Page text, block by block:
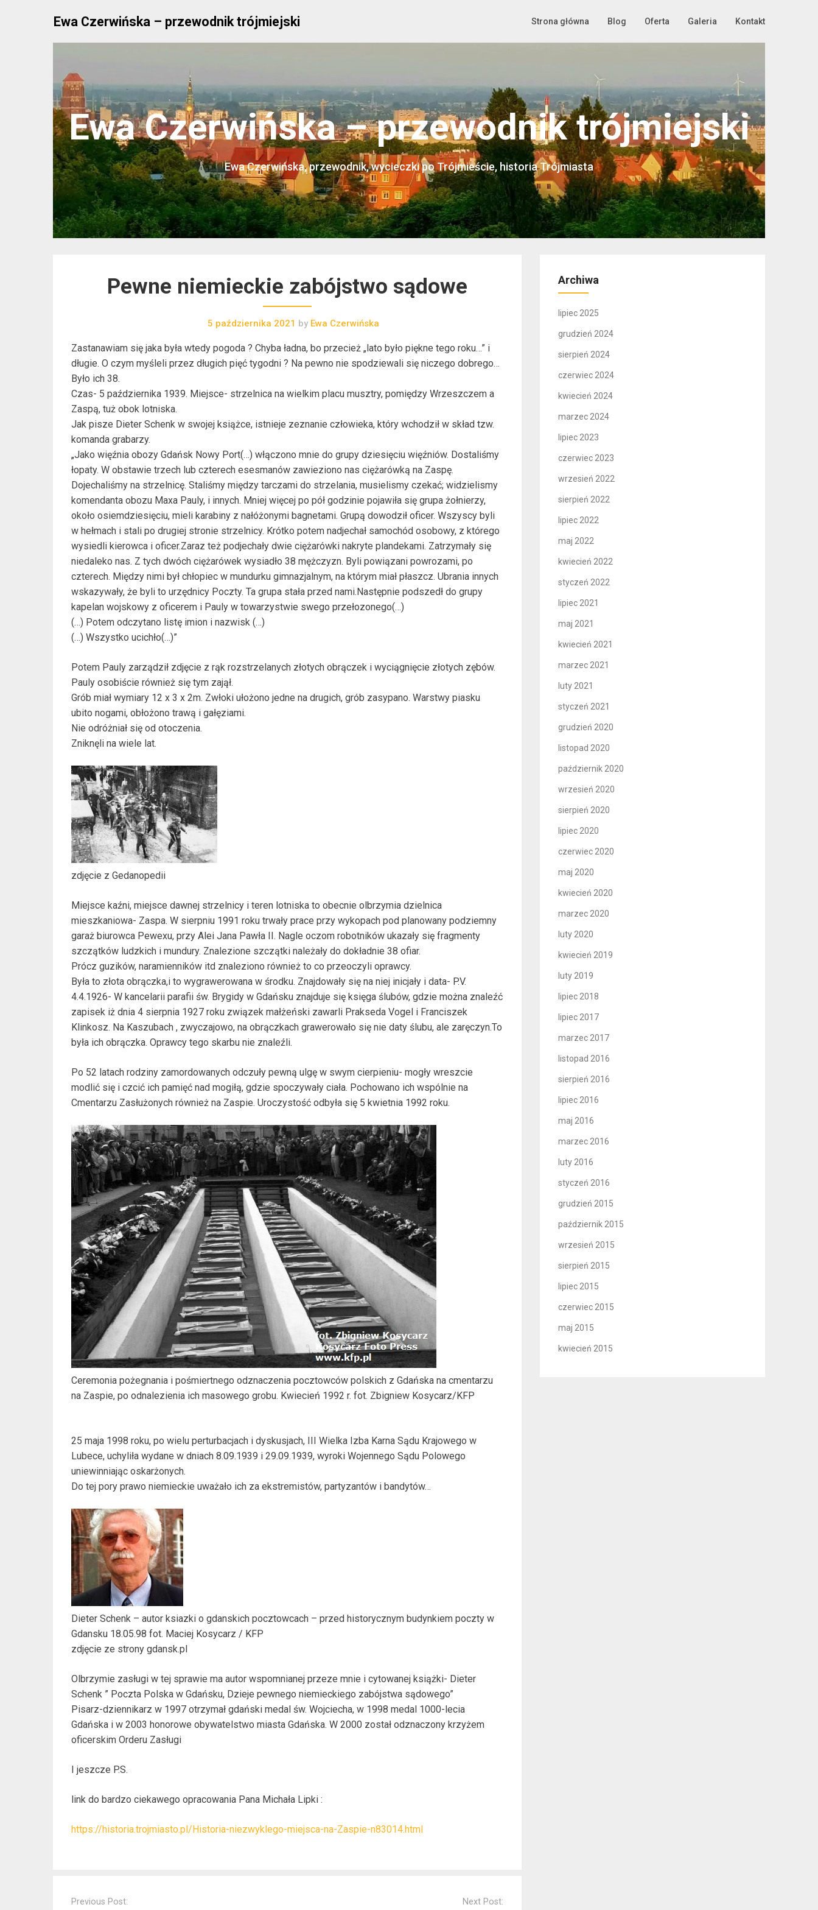
Ewa Czerwińska – przewodnik trójmiejski Strona główna Blog Oferta Galeria Kontakt
Ewa Czerwińska – przewodnik trójmiejski
Ewa Czerwińska, przewodnik, wycieczki po Trójmieście, historia Trójmiasta
Pewne niemieckie zabójstwo sądowe
5 października 2021 by Ewa Czerwińska
Zastanawiam się jaka była wtedy pogoda ? Chyba ładna, bo przecież „lato było piękne tego roku…” i
długie. O czym myśleli przez długich pięć tygodni ? Na pewno nie spodziewali się niczego dobrego…
Było ich 38.
Czas- 5 października 1939. Miejsce- strzelnica na wielkim placu musztry, pomiędzy Wrzeszczem a
Zaspą, tuż obok lotniska.
Jak pisze Dieter Schenk w swojej książce, istnieje zeznanie człowieka, który wchodził w skład tzw.
komanda grabarzy.
„Jako więźnia obozy Gdańsk Nowy Port(…) włączono mnie do grupy dziesięciu więźniów. Dostaliśmy
łopaty. W obstawie trzech lub czterech esesmanów zawieziono nas ciężarówką na Zaspę.
Dojechaliśmy na strzelnicę. Staliśmy między tarczami do strzelania, musielismy czekać; widzielismy
komendanta obozu Maxa Pauly, i innych. Mniej więcej po pół godzinie pojawiła się grupa żołnierzy,
około osiemdziesięciu, mieli karabiny z nałóżonymi bagnetami. Grupą dowodził oficer. Wszyscy byli
w hełmach i stali po drugiej stronie strzelnicy. Krótko potem nadjechał samochód osobowy, z którego
wysiedli kierowca i oficer.Zaraz też podjechały dwie ciężarówki nakryte plandekami. Zatrzymały się
niedaleko nas. Z tych dwóch ciężarówek wysiadło 38 mężczyzn. Byli powiązani powrozami, po
czterech. Między nimi był chłopiec w mundurku gimnazjalnym, na którym miał płaszcz. Ubrania innych
wskazywały, że byli to urzędnicy Poczty. Ta grupa stała przed nami.Następnie podszedł do grupy
kapelan wojskowy z oficerem i Pauly w towarzystwie swego przełozonego(…)
(…) Potem odczytano listę imion i nazwisk (…)
(…) Wszystko ucichło(…)”
Potem Pauly zarządził zdjęcie z rąk rozstrzelanych złotych obrączek i wyciągnięcie złotych zębów.
Pauly osobiście również się tym zajął.
Grób miał wymiary 12 x 3 x 2m. Zwłoki ułożono jedne na drugich, grób zasypano. Warstwy piasku
ubito nogami, obłożono trawą i gałęziami.
Nie odróżniał się od otoczenia.
Zniknęli na wiele lat.
zdjęcie z Gedanopedii
Miejsce kaźni, miejsce dawnej strzelnicy i teren lotniska to obecnie olbrzymia dzielnica
mieszkaniowa- Zaspa. W sierpniu 1991 roku trwały prace przy wykopach pod planowany podziemny
garaż biurowca Pewexu, przy Alei Jana Pawła II. Nagle oczom robotników ukazały się fragmenty
szczątków ludzkich i mundury. Znalezione szczątki należały do dokładnie 38 ofiar.
Prócz guzików, naramienników itd znaleziono również to co przeoczyli oprawcy.
Była to złota obrączka,i to wygrawerowana w środku. Znajdowały się na niej inicjały i data- P.V.
4.4.1926- W kancelarii parafii św. Brygidy w Gdańsku znajduje się księga ślubów, gdzie można znaleźć
zapisek iż dnia 4 sierpnia 1927 roku związek małżeński zawarli Prakseda Vogel i Franciszek
Klinkosz. Na Kaszubach , zwyczajowo, na obrączkach grawerowało się nie daty ślubu, ale zaręczyn.To
była ich obrączka. Oprawcy tego skarbu nie znaleźli.
Po 52 latach rodziny zamordowanych odczuły pewną ulgę w swym cierpieniu- mogły wreszcie
modlić się i czcić ich pamięć nad mogiłą, gdzie spoczywały ciała. Pochowano ich wspólnie na
Cmentarzu Zasłużonych również na Zaspie. Uroczystość odbyła się 5 kwietnia 1992 roku.
Ceremonia pożegnania i pośmiertnego odznaczenia pocztowców polskich z Gdańska na cmentarzu
na Zaspie, po odnalezienia ich masowego grobu. Kwiecień 1992 r. fot. Zbigniew Kosycarz/KFP
25 maja 1998 roku, po wielu perturbacjach i dyskusjach, III Wielka Izba Karna Sądu Krajowego w
Lubece, uchyliła wydane w dniach 8.09.1939 i 29.09.1939, wyroki Wojennego Sądu Polowego
uniewinniając oskarżonych.
Do tej pory prawo niemieckie uważało ich za ekstremistów, partyzantów i bandytów…
Dieter Schenk – autor ksiazki o gdanskich pocztowcach – przed historycznym budynkiem poczty w
Gdansku 18.05.98 fot. Maciej Kosycarz / KFP
zdjęcie ze strony gdansk.pl
Olbrzymie zasługi w tej sprawie ma autor wspomnianej przeze mnie i cytowanej książki- Dieter
Schenk ” Poczta Polska w Gdańsku, Dzieje pewnego niemieckiego zabójstwa sądowego”
Pisarz-dziennikarz w 1997 otrzymał gdański medal św. Wojciecha, w 1998 medal 1000-lecia
Gdańska i w 2003 honorowe obywatelstwo miasta Gdańska. W 2000 został odznaczony krzyżem
oficerskim Orderu Zasługi
I jeszcze P.S.
link do bardzo ciekawego opracowania Pana Michała Lipki :
https://historia.trojmiasto.pl/Historia-niezwyklego-miejsca-na-Zaspie-n83014.html
navigation
Previous Post: Next Post:
Archiwa
lipiec 2025
grudzień 2024
sierpień 2024
czerwiec 2024
kwiecień 2024
marzec 2024
lipiec 2023
czerwiec 2023
wrzesień 2022
sierpień 2022
lipiec 2022
maj 2022
kwiecień 2022
styczeń 2022
lipiec 2021
maj 2021
kwiecień 2021
marzec 2021
luty 2021
styczeń 2021
grudzień 2020
listopad 2020
październik 2020
wrzesień 2020
sierpień 2020
lipiec 2020
czerwiec 2020
maj 2020
kwiecień 2020
marzec 2020
luty 2020
kwiecień 2019
luty 2019
lipiec 2018
lipiec 2017
marzec 2017
listopad 2016
sierpień 2016
lipiec 2016
maj 2016
marzec 2016
luty 2016
styczeń 2016
grudzień 2015
październik 2015
wrzesień 2015
sierpień 2015
lipiec 2015
czerwiec 2015
maj 2015
kwiecień 2015